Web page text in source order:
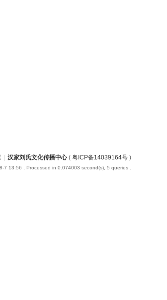
| 汉家刘氏文化传播中心( 粤ICP备14039164号 )
7 13:56 , Processed in 0.074003 second(s), 5 queries .